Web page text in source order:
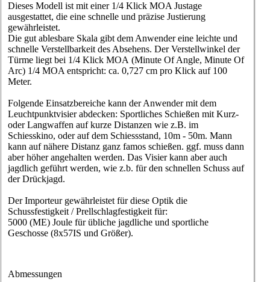
Dieses Modell ist mit einer 1/4 Klick MOA Justage
ausgestattet, die eine schnelle und präzise Justierung
gewährleistet.
Die gut ablesbare Skala gibt dem Anwender eine leichte und
schnelle Verstellbarkeit des Absehens. Der Verstellwinkel der
Türme liegt bei 1/4 Klick MOA (Minute Of Angle, Minute Of
Arc) 1/4 MOA entspricht: ca. 0,727 cm pro Klick auf 100
Meter.
Folgende Einsatzbereiche kann der Anwender mit dem
Leuchtpunktvisier abdecken: Sportliches Schießen mit Kurz-
oder Langwaffen auf kurze Distanzen wie z.B. im
Schiesskino, oder auf dem Schiessstand, 10m - 50m. Mann
kann auf nähere Distanz ganz famos schießen. ggf. muss dann
aber höher angehalten werden. Das Visier kann aber auch
jagdlich geführt werden, wie z.b. für den schnellen Schuss auf
der Drückjagd.
Der Importeur gewährleistet für diese Optik die
Schussfestigkeit / Prellschlagfestigkeit für:
5000 (ME) Joule für übliche jagdliche und sportliche
Geschosse (8x57IS und Größer).
Abmessungen